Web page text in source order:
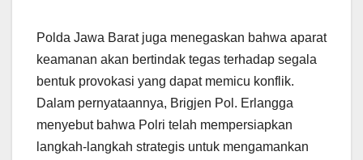
Polda Jawa Barat juga menegaskan bahwa aparat
keamanan akan bertindak tegas terhadap segala
bentuk provokasi yang dapat memicu konflik.
Dalam pernyataannya, Brigjen Pol. Erlangga
menyebut bahwa Polri telah mempersiapkan
langkah-langkah strategis untuk mengamankan